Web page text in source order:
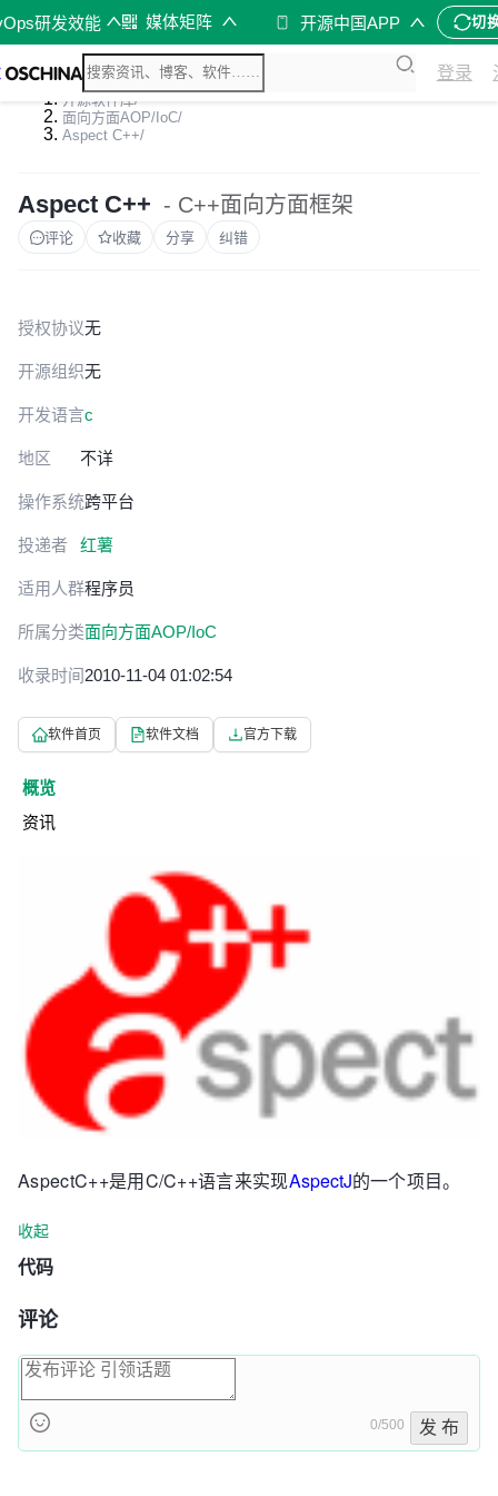
研发效能 媒体矩阵 开源中国APP 切
登录
开源软件库/
面向方面AOP/IoC/
Aspect C++/
Aspect C++ - C++面向方面框架
评论 收藏 分享 纠错
授权协议无
开源组织无
开发语言c
地区 不详
操作系统跨平台
投递者 红薯
适用人群程序员
所属分类面向方面AOP/IoC
收录时间2010-11-04 01:02:54
软件首页 软件文档 官方下载
概览
资讯
AspectC++是用C/C++语言来实现AspectJ的一个项目。
收起
代码
评论
0/500 发 布